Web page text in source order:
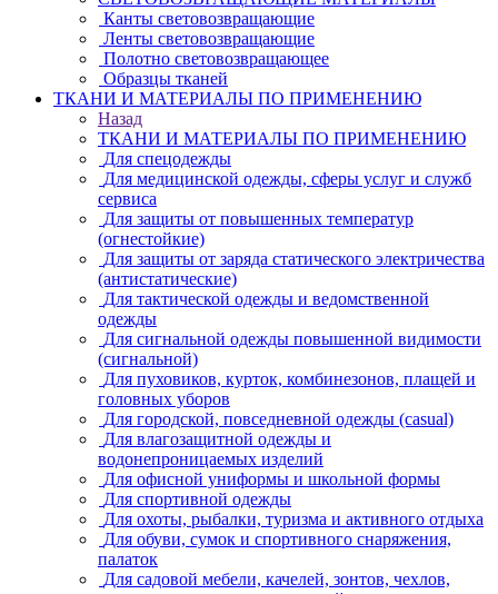
Канты световозвращающие
Ленты световозвращающие
Полотно световозвращающее
Образцы тканей
ТКАНИ И МАТЕРИАЛЫ ПО ПРИМЕНЕНИЮ
Назад
ТКАНИ И МАТЕРИАЛЫ ПО ПРИМЕНЕНИЮ
Для спецодежды
Для медицинской одежды, сферы услуг и служб
сервиса
Для защиты от повышенных температур
(огнестойкие)
Для защиты от заряда статического электричества
(антистатические)
Для тактической одежды и ведомственной
одежды
Для сигнальной одежды повышенной видимости
(сигнальной)
Для пуховиков, курток, комбинезонов, плащей и
головных уборов
Для городской, повседневной одежды (casual)
Для влагозащитной одежды и
водонепроницаемых изделий
Для офисной униформы и школьной формы
Для спортивной одежды
Для охоты, рыбалки, туризма и активного отдыха
Для обуви, сумок и спортивного снаряжения,
палаток
Для садовой мебели, качелей, зонтов, чехлов,